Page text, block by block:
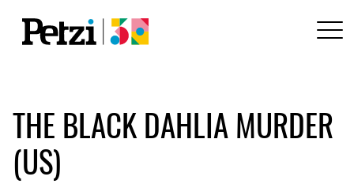
THE BLACK DAHLIA MURDER
(US)